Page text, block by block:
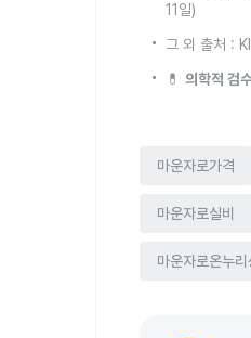
11일)
그 외 출처 :
💊 의학적 검
마운자로가격
마운자로실비
마운자로온누